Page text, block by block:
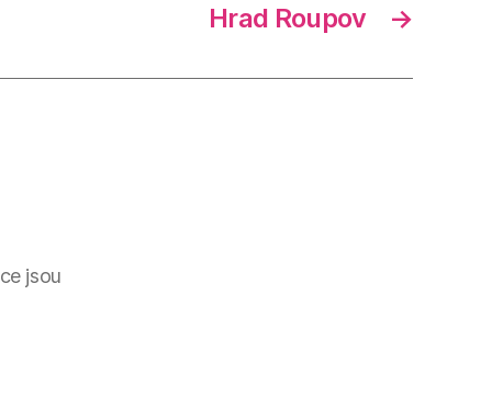
→
Hrad Roupov
jsou